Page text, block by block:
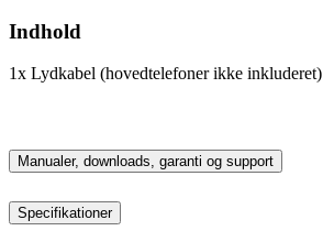
Indhold
1x Lydkabel (hovedtelefoner ikke inkluderet)
Manualer, downloads, garanti og support
Specifikationer